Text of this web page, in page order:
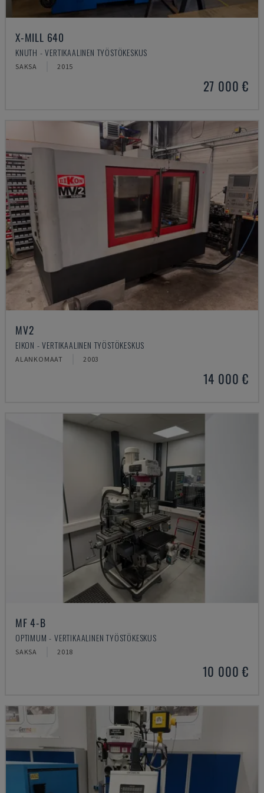
X-MILL 640
KNUTH - VERTIKAALINEN TYÖSTÖKESKUS
SAKSA 2015
27 000 €
MV2
EIKON - VERTIKAALINEN TYÖSTÖKESKUS
ALANKOMAAT 2003
14 000 €
MF 4-B
OPTIMUM - VERTIKAALINEN TYÖSTÖKESKUS
SAKSA 2018
10 000 €